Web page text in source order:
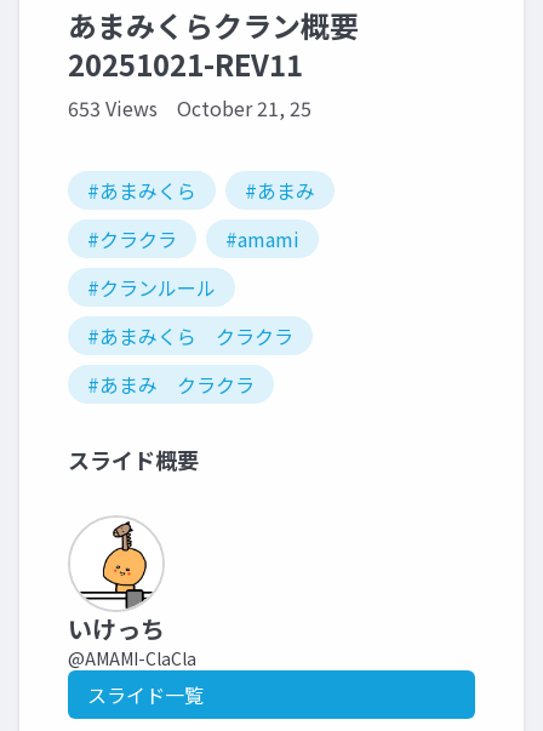
あまみくらクラン概要
20251021-REV11
653 Views October 21, 25
#あまみくら
#あまみ
#クラクラ
#amami
#クランルール
#あまみくら クラクラ
#あまみ クラクラ
スライド概要
いけっち
@AMAMI-ClaCla
スライド一覧